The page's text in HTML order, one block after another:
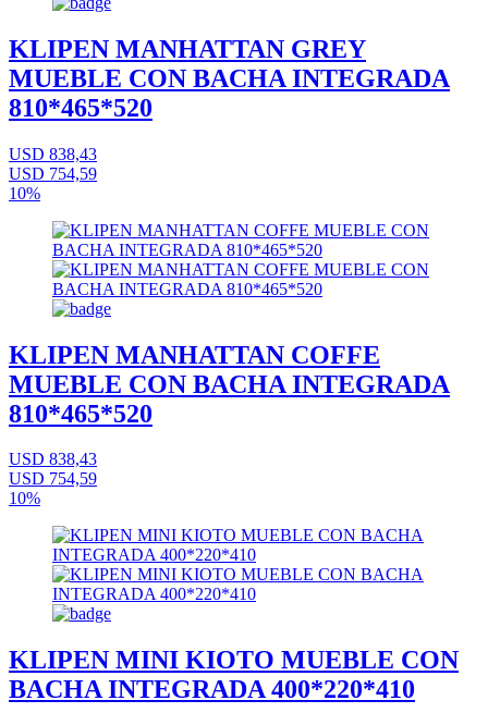
KLIPEN MANHATTAN GREY
MUEBLE CON BACHA INTEGRADA
810*465*520
USD 838,43
USD 754,59
10%
KLIPEN MANHATTAN COFFE
MUEBLE CON BACHA INTEGRADA
810*465*520
USD 838,43
USD 754,59
10%
KLIPEN MINI KIOTO MUEBLE CON
BACHA INTEGRADA 400*220*410